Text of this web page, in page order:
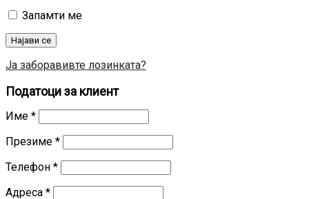
Запамти ме
Најави се
Ја заборавивте лозинката?
Податоци за клиент
Име *
Презиме *
Телефон *
Адреса *